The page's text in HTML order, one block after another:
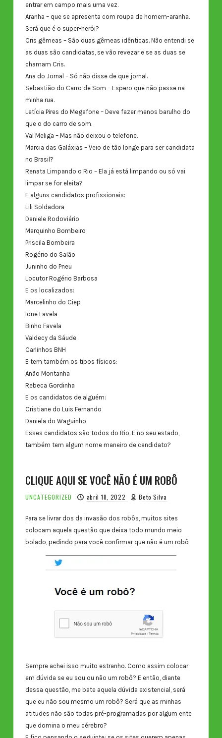
entrar em campo mais uma vez.
Aranha – que se apresenta com roupa de homem-aranha.
Será que é o super-herói?
Cris gêmeas – São duas gêmeas idênticas. Não entendi se
as duas são candidatas, se vão revezar e se as duas se
chamam Cris.
Ana do Jornal – Só não disse de que jornal.
Sebastião do Carro de Som – Espero que não passe na
minha rua.
Letícia Pires do Megafone – Deve fazer menos barulho do
que o do carro de som.
Val Meliga – Mas não deixou o telefone.
Marcia das Galáxias – Veio de tão longe para ser candidata
no Brasil?
Renata Limpando o Rio – Ela já está limpando ou só vai
limpar se for eleita?
E alguns candidatos profissionais:
Lili Soldadora
Daniele Rodoviário
Marquinho Bombeiro
Priscila Bombeira
Rogério do Salão
Juninho do Pneu
Locutor Rogério Barbosa
E os localizados:
Marcelinho do Ciep
Ione Favela
Binho Favela
Valdecy da Sáude
Carlinhos BNH
E tem também os tipos físicos:
Anão Montanha
Rebeca Gordinha
E os candidatos de alguém:
Cristiane do Luis Fernando
Daniela do Waguinho
Esses candidatos são todos do Rio. E no seu estado,
também tem algum nome maneiro de candidato?
CLIQUE AQUI SE VOCÊ NÃO É UM ROBÔ
UNCATEGORIZED abril 18, 2022 Beto Silva
Para se livrar dos da invasão dos robôs, muitos sites
colocam aquela questão que deixa todo mundo meio
bolado, pedindo para você confirmar que não é um robô
Sempre achei isso muito estranho. Como assim colocar
em dúvida se eu sou ou não um robô? E então, diante
dessa questão, me bate aquela dúvida existencial, será
que eu não sou mesmo um robô? Será que as minhas
atitudes não são todas pré-programadas por algum ente
que domina o meu cérebro?